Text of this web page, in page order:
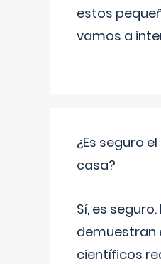
estos
vamos a
¿Es seguro
casa?
Sí, es seguro.
demuestran
científicos